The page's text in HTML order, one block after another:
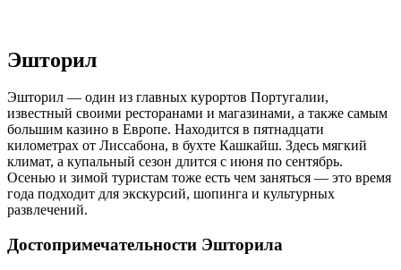
Эшторил
Эшторил — один из главных курортов Португалии,
известный своими ресторанами и магазинами, а также самым
большим казино в Европе. Находится в пятнадцати
километрах от Лиссабона, в бухте Кашкайш. Здесь мягкий
климат, а купальный сезон длится с июня по сентябрь.
Осенью и зимой туристам тоже есть чем заняться — это время
года подходит для экскурсий, шопинга и культурных
развлечений.
Достопримечательности Эшторила